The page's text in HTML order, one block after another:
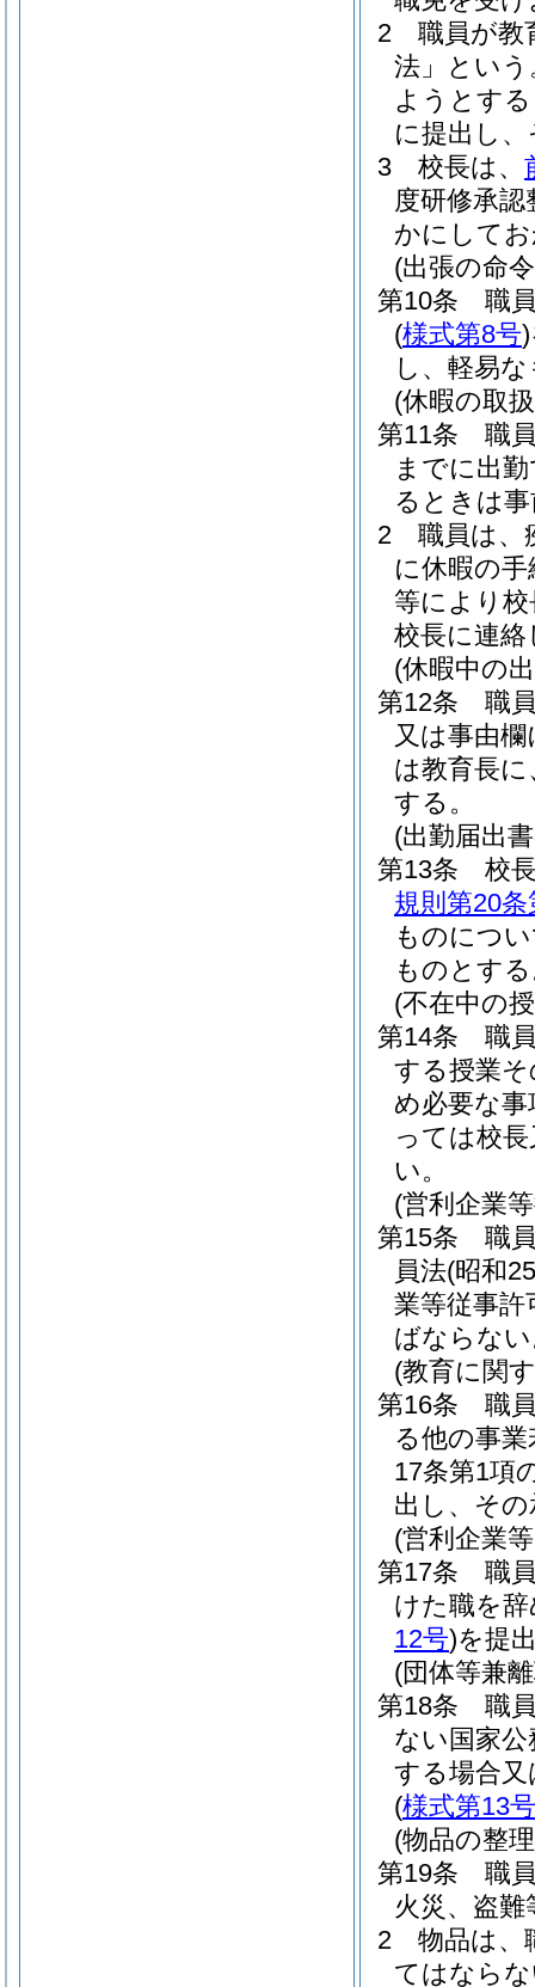
2
職員が教
法」という
ようとす
に提出し
3
校長は、
度研修承認
かにして
(出張の命
第10条
職
(様式第8号)
し、軽易
(休暇の取
第11条
職
までに出
るときは
2
職員は、
に休暇の
等により
校長に連
(休暇中の
第12条
職
又は事由
は教育長
する。
(出勤届出
第13条
校
規則第20条
ものにつ
ものとす
(不在中の
第14条
職
する授業
め必要な
っては校
い。
(営利企業
第15条
職
員法(昭和
業等従事許
ばならな
(教育に関
第16条
職
る他の事
17条第1項
出し、そ
(営利企業
第17条
職
けた職を
12号)を提
(団体等兼
第18条
職
ない国家
する場合
(様式第13号
(物品の整
第19条
職
火災、盗
2
物品は、
てはなら